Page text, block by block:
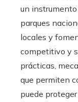
un
parques
locales y
competitivo y
prácticas,
que permiten
puede